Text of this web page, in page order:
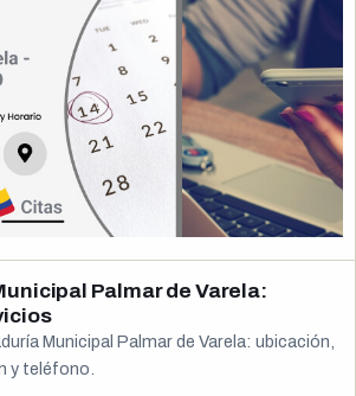
Palmar de Varela:
Municipal Palmar de Varela: ubicación,
y teléfono.